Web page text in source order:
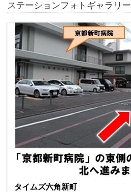
ステーションフォトギャラリー
タイムズ六角新町